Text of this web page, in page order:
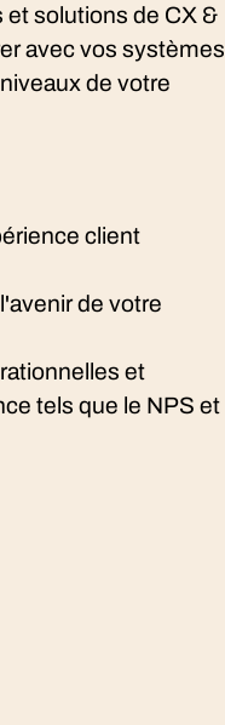
solutions de CX &
avec vos systèmes
de votre
client
de votre
et
tels que le NPS et